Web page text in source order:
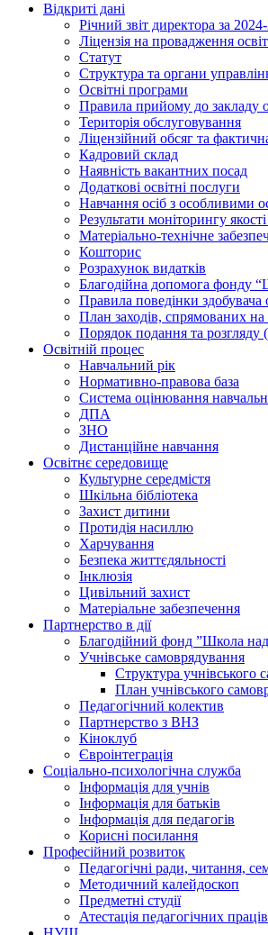
Відкриті дані
Річний звіт директора за
Ліцензія на провадження
Статут
Структура та органи
Освiтнi програми
Правила прийому до закладу
Територiя обслуговування
Ліцензійний обсяг та
Кадровий склад
Наявність вакантних посад
Додатковi освiтнi послуги
Навчання осіб з особливими
Результати моніторингу якості
Матеріально-технічне
Кошторис
Розрахунок видатків
Благодійна допомога фонду
Правила поведінки здобувача
План заходів, спрямованих
Порядок подання та розгляду
Освітній процес
Навчальний рік
Нормативно-правова база
Система оцінювання
ДПА
ЗНО
Дистанційне навчання
Освітнє середовище
Культурне середмістя
Шкільна бібліотека
Захист дитини
Протидія насиллю
Харчування
Безпека життєдяльності
Інклюзія
Цивільний захист
Матеріальне забезпечення
Партнерство в дії
Благодійний фонд ”Школа
Учнівське самоврядування
Структура учнiвського
План учнiвського
Педагогічний колектив
Партнерство з ВНЗ
Кіноклуб
Євроінтеграція
Соціально-психологічна служба
Інформація для учнів
Інформація для батьків
Інформація для педагогів
Корисні посилання
Професійний розвиток
Педагогічні ради, читання,
Методичний калейдоскоп
Предметні студії
Атестація педагогічних